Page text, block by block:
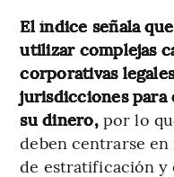
El índice señala
utilizar complejas
corporativas
jurisdicciones
su dinero,por lo
deben centrarse
de estratificación y